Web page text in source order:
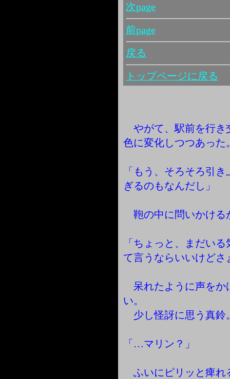
次page
前page
戻る
トップページに戻る
やがて、駅前を行き
色に変化しつつあった
「もう、そろそろ引
ぎるのもなんだし」
鞄の中に問いかける
「ちょっと、まだい
て言うならいいけどさ
呆れたように声をか
い。
少し怪訝に思う真鈴
「…マリン？」
ふいにピリッと痺れ